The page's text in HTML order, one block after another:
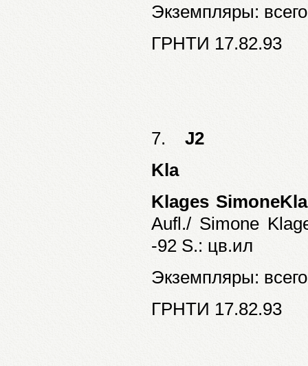
Экземпляры:
ГРНТИ 17.82.93
7. J2
Kla
Klages
Aufl./ Simone
-92 S.: цв.ил
Экземпляры:
ГРНТИ 17.82.93